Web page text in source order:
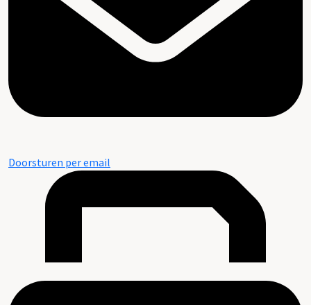
Doorsturen per email